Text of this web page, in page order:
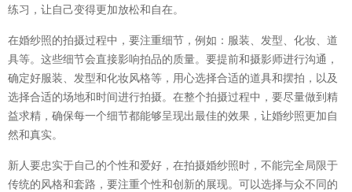
练习，让自己变得更加放松和自在。
在婚纱照的拍摄过程中，要注重细节，例如：服装、发型、化妆、道
具等。这些细节会直接影响拍品的质量。要提前和摄影师进行沟通，
确定好服装、发型和化妆风格等，用心选择合适的道具和摆拍，以及
选择合适的场地和时间进行拍摄。在整个拍摄过程中，要尽量做到精
益求精，确保每一个细节都能够呈现出最佳的效果，让婚纱照更加自
然和真实。
新人要忠实于自己的个性和爱好，在拍摄婚纱照时，不能完全局限于
传统的风格和套路，要注重个性和创新的展现。可以选择与众不同的